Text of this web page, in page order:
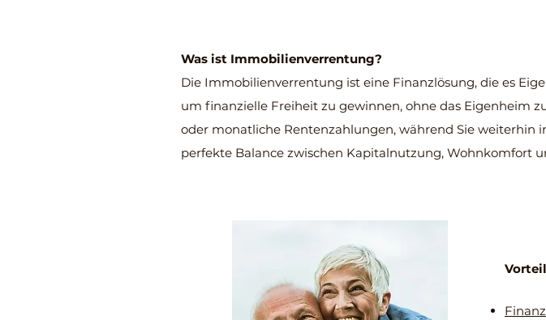
Was ist Immobilienverrentung?
Die Immobilienverrentung ist eine Finanzlösung, die es
um finanzielle Freiheit zu gewinnen, ohne das Eigenheim
oder monatliche Rentenzahlungen, während Sie weiterhin
perfekte Balance zwischen Kapitalnutzung, Wohnkomfort